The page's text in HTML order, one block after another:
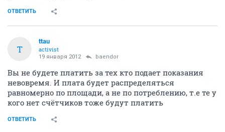
ОТВЕТИТЬ
T
ttau
activist
19 января 2012 baendor
Вы не будете платить за тех кто подает показания
невовремя. И плата будет распределяться
равномерно по площади, а не по потреблению, т.е те у
кого нет счётчиков тоже будут платить
ОТВЕТИТЬ